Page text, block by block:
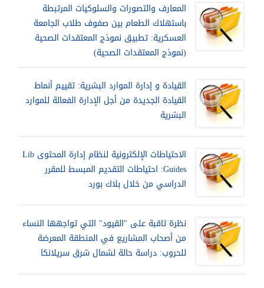
المعارف والتصورات والسلوكيات المرتبطة
باستهلاك الطعام بين صفوف طلاب الجامعة
العسكرية: تطبيق نموذج المعتقدات الصحية
(نموذج المعتقدات الصحية)
القيادة و إدارة الموارد البشرية: تقييم أنماط
القيادة الجديدة من أجل الإدارة الفعالة للموارد
البشرية
الاحتياطات الإلكترونية لنظام إدارة المحتوى Lib
Guides: احتياطات التقديم المبسط للمقرر
الدراسي من خلال بلاك بورد
نظرة ثاقبة على "القيود" التي تواجهها النساء
من أصحاب المشاريع في المنطقة المعرضة
للحروب: دراسة حالة لشمال شرق سريلانكا